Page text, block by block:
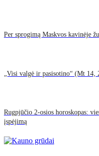
Per sprogimą Maskvos kavinėje
„Visi valgė ir pasisotino“ (Mt
Rugpjūčio 2-osios horoskopas:
įspėjimą